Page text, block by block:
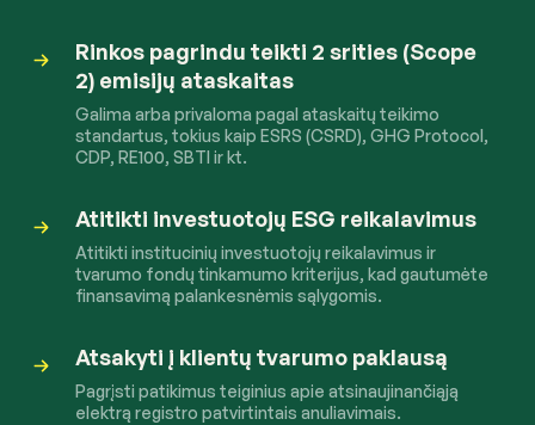
Rinkos pagrindu teikti 2 srities (Scope
2) emisijų ataskaitas
Galima arba privaloma pagal ataskaitų teikimo
standartus, tokius kaip ESRS (CSRD), GHG Protocol,
CDP, RE100, SBTI ir kt.
Atitikti investuotojų ESG reikalavimus
Atitikti institucinių investuotojų reikalavimus ir
tvarumo fondų tinkamumo kriterijus, kad gautumėte
finansavimą palankesnėmis sąlygomis.
Atsakyti į klientų tvarumo paklausą
Pagrįsti patikimus teiginius apie atsinaujinančiąją
elektrą registro patvirtintais anuliavimais.